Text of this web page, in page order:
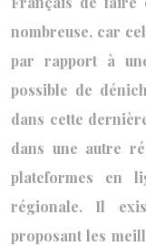
nombreuse, car
par rapport à
possible de
dans cette
dans une autre
plateformes en
régionale. Il
proposant les